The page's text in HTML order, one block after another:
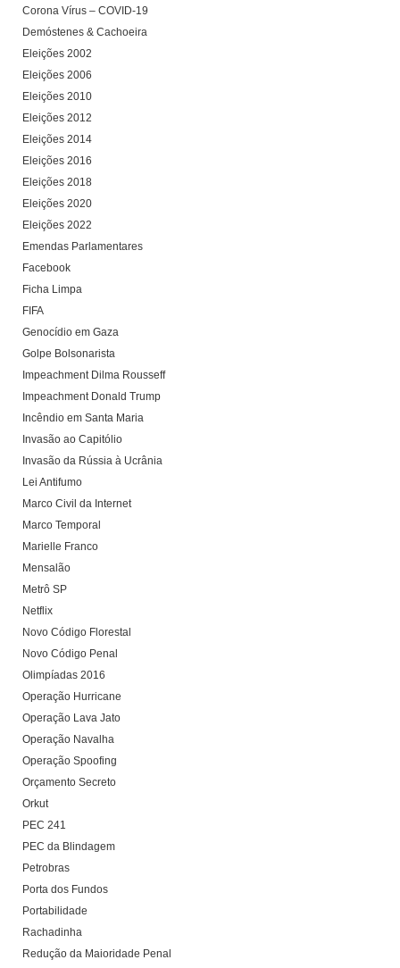
Corona Vírus – COVID-19
Demóstenes & Cachoeira
Eleições 2002
Eleições 2006
Eleições 2010
Eleições 2012
Eleições 2014
Eleições 2016
Eleições 2018
Eleições 2020
Eleições 2022
Emendas Parlamentares
Facebook
Ficha Limpa
FIFA
Genocídio em Gaza
Golpe Bolsonarista
Impeachment Dilma Rousseff
Impeachment Donald Trump
Incêndio em Santa Maria
Invasão ao Capitólio
Invasão da Rússia à Ucrânia
Lei Antifumo
Marco Civil da Internet
Marco Temporal
Marielle Franco
Mensalão
Metrô SP
Netflix
Novo Código Florestal
Novo Código Penal
Olimpíadas 2016
Operação Hurricane
Operação Lava Jato
Operação Navalha
Operação Spoofing
Orçamento Secreto
Orkut
PEC 241
PEC da Blindagem
Petrobras
Porta dos Fundos
Portabilidade
Rachadinha
Redução da Maioridade Penal